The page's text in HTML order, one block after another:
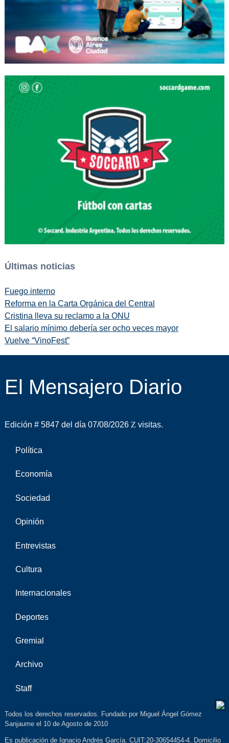
Últimas noticias
Fuego interno
Reforma en la Carta Orgánica del Central
Cristina lleva su reclamo a la ONU
El salario mínimo debería ser ocho veces mayor
Vuelve “VinoFest”
El Mensajero Diario
Edición # 5847 del día 07/08/2026 visitas.
Política
Economía
Sociedad
Opinión
Entrevistas
Cultura
Internacionales
Deportes
Gremial
Archivo
Staff
Todos los derechos reservados. Fundado por Miguel Ángel Gómez
Sanjaume el 10 de Agosto de 2010
Es publicación de Ignacio Andrés García. CUIT:20-30654454-4. Domicilio